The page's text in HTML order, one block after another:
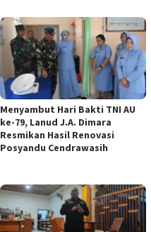
Menyambut Hari Bakti TNI AU
ke-79, Lanud J.A. Dimara
Resmikan Hasil Renovasi
Posyandu Cendrawasih